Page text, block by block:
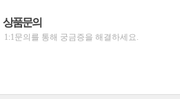
상품문의
1:1문의를 통해 궁금증을 해결하세요.